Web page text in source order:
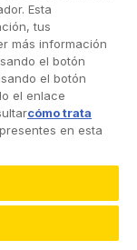
Esta
tus
más información
el botón
el botón
el enlace
cómo trata
en esta